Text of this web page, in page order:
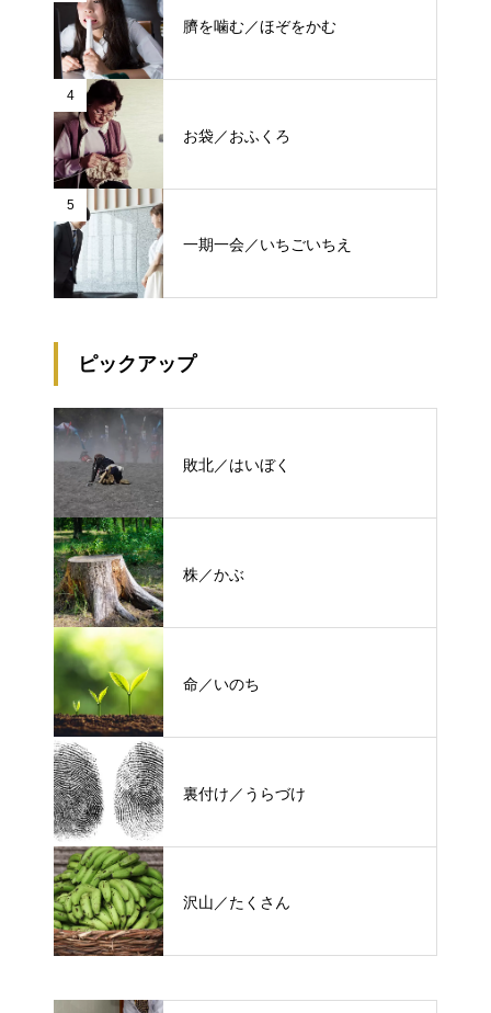
臍を噛む／ほぞをかむ
4
お袋／おふくろ
5
一期一会／いちごいちえ
ピックアップ
敗北／はいぼく
株／かぶ
命／いのち
裏付け／うらづけ
沢山／たくさん